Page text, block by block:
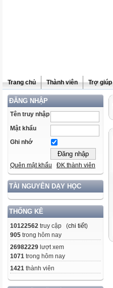
Trang chủ Thành viên Trợ giúp
ĐĂNG NHẬP
Tên truy nhập
Mật khẩu
Ghi nhớ
Quên mật khẩu ĐK thành viên
TÀI NGUYÊN DẠY HỌC
THỐNG KÊ
10122562 truy cập (chi tiết)
905 trong hôm nay
26982229 lượt xem
1071 trong hôm nay
1421 thành viên